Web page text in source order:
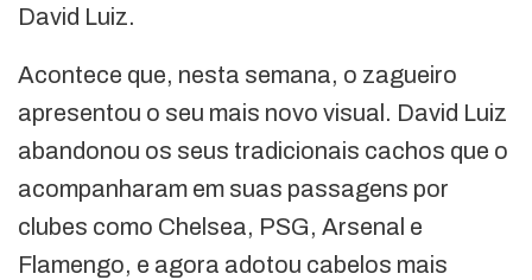
David Luiz.
Acontece que, nesta semana, o zagueiro
apresentou o seu mais novo visual. David Luiz
abandonou os seus tradicionais cachos que o
acompanharam em suas passagens por
clubes como Chelsea, PSG, Arsenal e
Flamengo, e agora adotou cabelos mais